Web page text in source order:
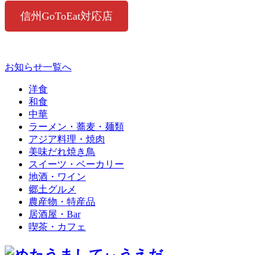
信州GoToEat対応店
お知らせ一覧へ
洋食
和食
中華
ラーメン・蕎麦・麺類
アジア料理・焼肉
美味だれ焼き鳥
スイーツ・ベーカリー
地酒・ワイン
郷土グルメ
農産物・特産品
居酒屋・Bar
喫茶・カフェ